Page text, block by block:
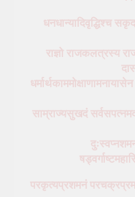
धनधान्यादिवृद्धिश्च
राज्ञो राजकलत्रस्य
साम्राज्यसुखदं
परकृत्यप्रशमनं